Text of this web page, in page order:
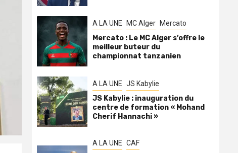
A LA UNE MC Alger Mercato
Mercato : Le MC Alger s’offre le
meilleur buteur du
championnat tanzanien
A LA UNE JS Kabylie
JS Kabylie : inauguration du
centre de formation « Mohand
Cherif Hannachi »
A LA UNE CAF